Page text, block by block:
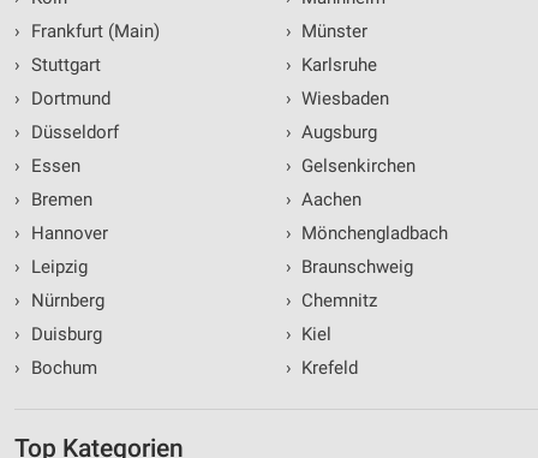
›
Frankfurt (Main)
› Stuttgart
›
Dortmund
›
Düsseldorf
›
Essen
›
Bremen
›
Hannover
›
Leipzig
›
Nürnberg
›
Duisburg
›
Bochum
› Münster
› Karlsruhe
› Wiesbaden
› Augsburg
› Gelsenkirchen
› Aachen
› Mönchengladbach
› Braunschweig
› Chemnitz
› Kiel
› Krefeld
Top Kategorien